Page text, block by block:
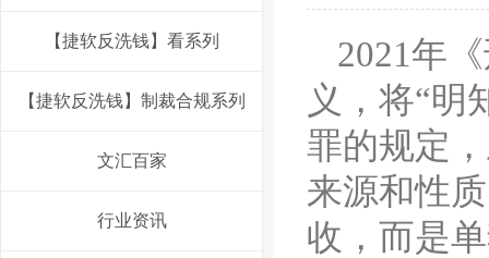
【捷软反洗钱】看系列
【捷软反洗钱】制裁合规系列
文汇百家
行业资讯
2021年
义，将“明
罪的规定
来源和性
收，而是